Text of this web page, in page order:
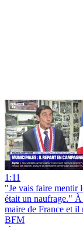
1:11
"Je vais faire mentir
était un naufrage."
maire de France et il
BFM